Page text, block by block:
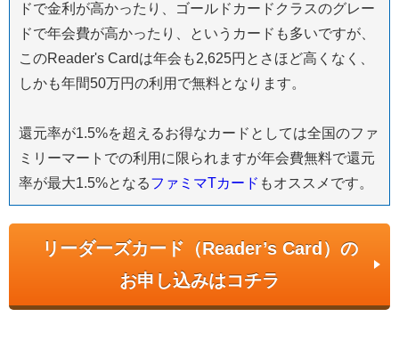
ドで金利が高かったり、ゴールドカードクラスのグレー
ドで年会費が高かったり、というカードも多いですが、
このReader's Cardは年会も2,625円とさほど高くなく、
しかも年間50万円の利用で無料となります。
還元率が1.5%を超えるお得なカードとしては全国のファ
ミリーマートでの利用に限られますが年会費無料で還元
率が最大1.5%となるファミマTカード もオススメです。
リーダーズカード（Reader’s Card）の
お申し込みはコチラ